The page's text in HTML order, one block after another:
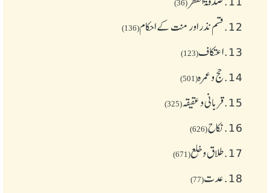
(36)
12. قسم نذر اور منت کے احکام(136)
13. اعتکاف(123)
14. حج و عمرہ(501)
15. قربانی و عقیقہ(325)
16. نکاح(626)
17. طلاق و خلع(671)
18. عدت(77)